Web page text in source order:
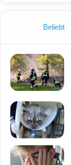
Beliebt